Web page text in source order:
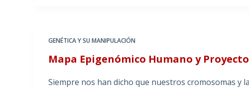
GENÉTICA Y SU MANIPULACIÓN
Mapa Epigenómico Humano y
Siempre nos han dicho que nuestros cromosomas y